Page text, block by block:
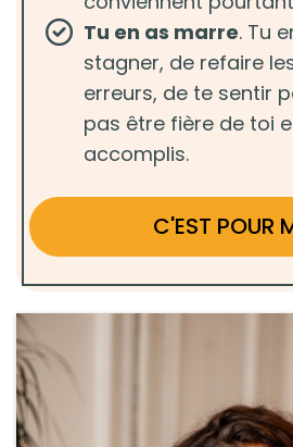
Tu en as marre. Tu
stagner, de refaire
erreurs, de te sentir
pas être fière de toi
accomplis.
C'EST POUR